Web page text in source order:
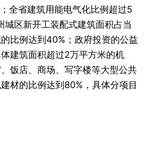
全省建筑用能电气化比例超过5
城区新开工装配式建筑面积占当
比例达到40%；政府投资的公益
建筑面积超过2万平方米的机
饭店、商场、写字楼等大型公共
材的比例达到80%，具体分项目